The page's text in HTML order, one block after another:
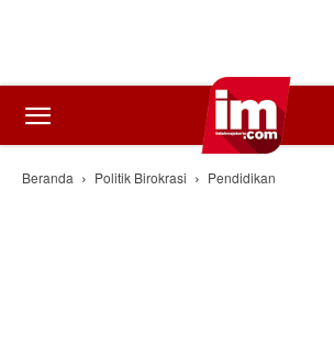
Beranda Politik Birokrasi Pendidikan